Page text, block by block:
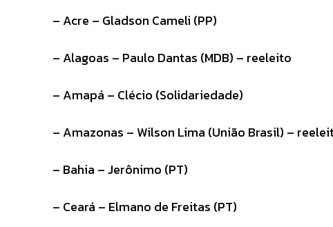
– Acre – Gladson Cameli (PP)
– Alagoas – Paulo Dantas (MDB) – reeleito
– Amapá – Clécio (Solidariedade)
– Amazonas – Wilson Lima (União Brasil) –
– Bahia – Jerônimo (PT)
– Ceará – Elmano de Freitas (PT)